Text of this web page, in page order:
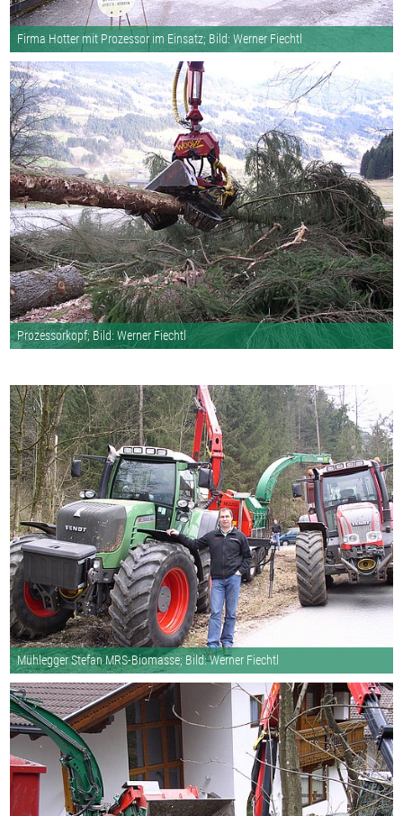
Firma Hotter mit Prozessor im Einsatz; Bild: Werner Fiechtl
Prozessorkopf; Bild: Werner Fiechtl
Mühlegger Stefan MRS-Biomasse; Bild: Werner Fiechtl